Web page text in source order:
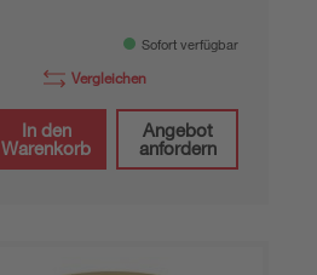
Sofort verfügbar
Vergleichen
In den
Warenkorb
Angebot
anfordern